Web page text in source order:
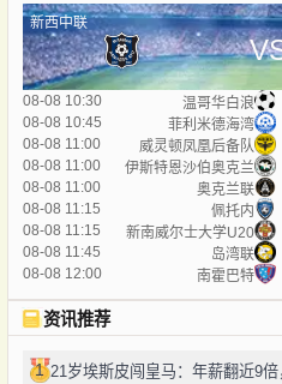
新西中联
08-08 10:30 温哥华白浪
08-08 10:45
菲利米德海湾
08-08 11:00
威灵顿凤凰后备队
08-08 11:00
伊斯特恩沙伯奥克兰
08-08 11:00
奥克兰联
08-08 11:15
佩托内
08-08 11:15
新南威尔士大学U20
08-08 11:45
岛湾联
08-08 12:00
南霍巴特
资讯推荐
1 21岁埃斯皮闯皇马：年薪翻近9倍